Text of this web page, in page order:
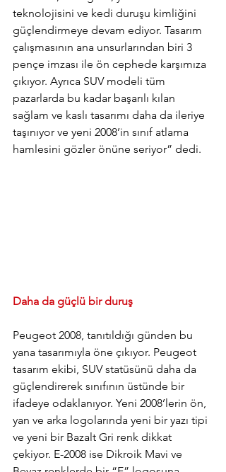
teknolojisini ve kedi duruşu kimliğini
güçlendirmeye devam ediyor. Tasarım
çalışmasının ana unsurlarından biri 3
pençe imzası ile ön cephede karşımıza
çıkıyor. Ayrıca SUV modeli tüm
pazarlarda bu kadar başarılı kılan
sağlam ve kaslı tasarımı daha da ileriye
taşınıyor ve yeni 2008’in sınıf atlama
hamlesini gözler önüne seriyor” dedi.
Daha da güçlü bir duruş
Peugeot 2008, tanıtıldığı günden bu
yana tasarımıyla öne çıkıyor. Peugeot
tasarım ekibi, SUV statüsünü daha da
güçlendirerek sınıfının üstünde bir
ifadeye odaklanıyor. Yeni 2008’lerin ön,
yan ve arka logolarında yeni bir yazı tipi
ve yeni bir Bazalt Gri renk dikkat
çekiyor. E-2008 ise Dikroik Mavi ve